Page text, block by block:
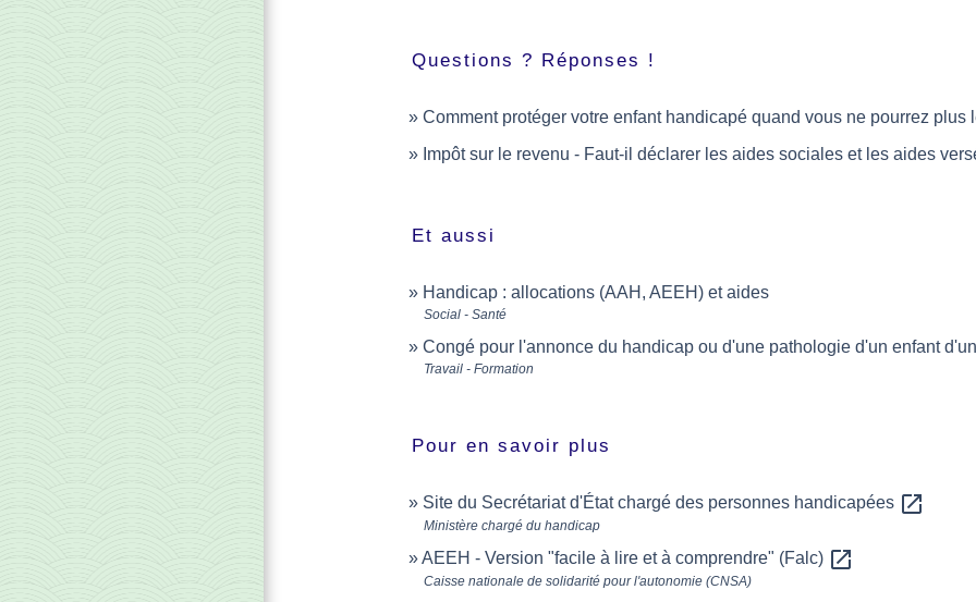
Questions ? Réponses !
Comment protéger votre enfant handicapé quand vous ne pourrez plus
Impôt sur le revenu - Faut-il déclarer les aides sociales et les aides
Et aussi
Handicap : allocations (AAH, AEEH) et aides
Social - Santé
Congé pour l'annonce du handicap ou d'une pathologie d'un enfant
Travail - Formation
Pour en savoir plus
Site du Secrétariat d'État chargé des personnes handicapées open_in_new
Ministère chargé du handicap
AEEH - Version "facile à lire et à comprendre" (Falc) open_in_new
Caisse nationale de solidarité pour l'autonomie (CNSA)